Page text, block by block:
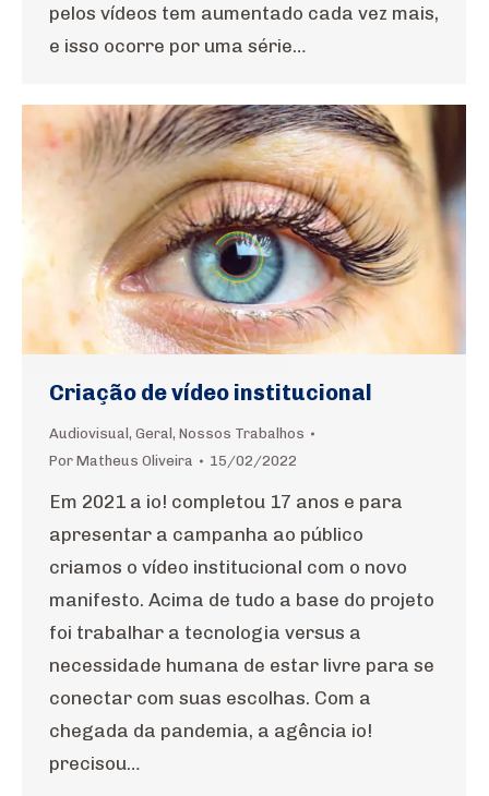
pelos vídeos tem aumentado cada vez mais,
e isso ocorre por uma série…
Criação de vídeo institucional
Audiovisual , Geral , Nossos Trabalhos
Por Matheus Oliveira 15/02/2022
Em 2021 a io! completou 17 anos e para
apresentar a campanha ao público
criamos o vídeo institucional com o novo
manifesto. Acima de tudo a base do projeto
foi trabalhar a tecnologia versus a
necessidade humana de estar livre para se
conectar com suas escolhas. Com a
chegada da pandemia, a agência io!
precisou…